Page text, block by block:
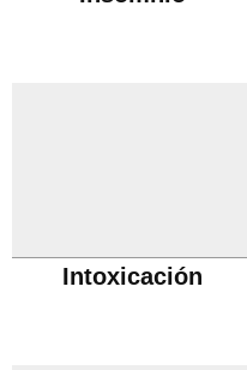
Intoxicación